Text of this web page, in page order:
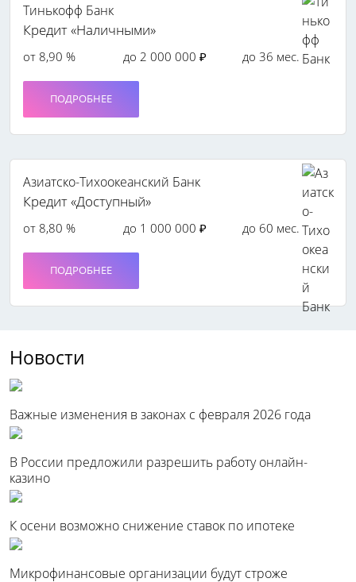
Тинькофф Банк
Кредит «Наличными»
от 8,90 % до 2 000 000 ₽ до 36 мес.
ПОДРОБНЕЕ
Азиатско-Тихоокеанский Банк
Кредит «Доступный»
от 8,80 % до 1 000 000 ₽ до 60 мес.
ПОДРОБНЕЕ
Новости
Важные изменения в законах с февраля 2026 года
В России предложили разрешить работу онлайн-
казино
К осени возможно снижение ставок по ипотеке
Микрофинансовые организации будут строже